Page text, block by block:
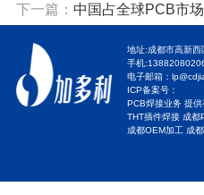
下一篇： 中国占全球PCB市
地址:成都市高新
手机
电子邮箱：
ICP备案号：
PCB焊接业务 提
THT插件焊接 成都
成都OEM加工 成